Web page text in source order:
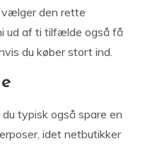
vælger den rette
ud af ti tilfælde også få
du køber stort ind.
typisk også spare en
idet netbutikker